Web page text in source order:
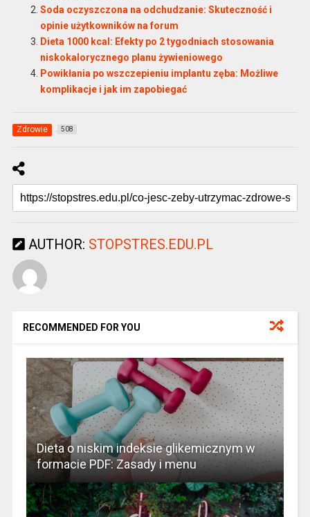
Soda oczyszczona na odchudzanie: Skuteczność i
opinie użytkowników na forum
Dieta 1000 kcal: Efekty po 2 tygodniach stosowania
niskokalorycznego planu żywieniowego
Powikłania po wszczepieniu implantu zęba: Możliwe
komplikacje i jak im zapobiegać
Zdrowie 508
AUTHOR: STOPSTRES.EDU.PL
RECOMMENDED FOR YOU
Dieta o niskim indeksie glikemicznym w
formacie PDF: Zasady i menu